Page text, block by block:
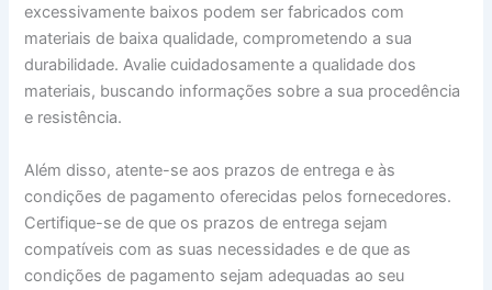
excessivamente baixos podem ser fabricados com
materiais de baixa qualidade, comprometendo a sua
durabilidade. Avalie cuidadosamente a qualidade dos
materiais, buscando informações sobre a sua procedência
e resistência.
Além disso, atente-se aos prazos de entrega e às
condições de pagamento oferecidas pelos fornecedores.
Certifique-se de que os prazos de entrega sejam
compatíveis com as suas necessidades e de que as
condições de pagamento sejam adequadas ao seu